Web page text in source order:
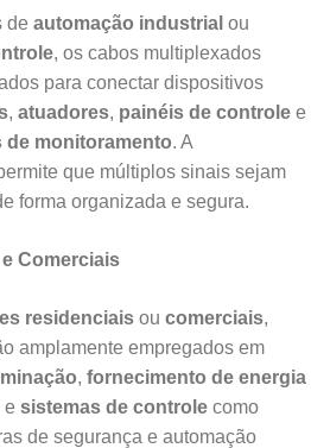
de automação industrial ou
, os cabos multiplexados
para conectar dispositivos
, atuadores, painéis de controle e
de monitoramento. A
que múltiplos sinais sejam
forma organizada e segura.
Comerciais
residenciais ou comerciais,
amplamente empregados em
, fornecimento de energia
e sistemas de controle como
de segurança e automação